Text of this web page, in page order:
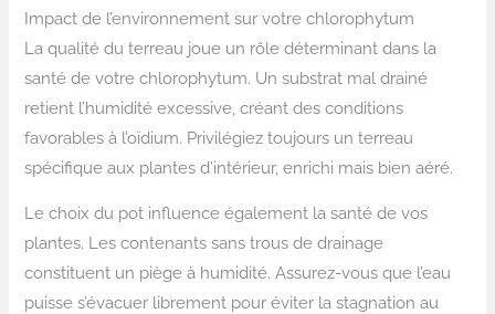
Impact de l’environnement sur votre chlorophytum
La qualité du terreau joue un rôle déterminant dans la
santé de votre chlorophytum. Un substrat mal drainé
retient l’humidité excessive, créant des conditions
favorables à l’oïdium. Privilégiez toujours un terreau
spécifique aux plantes d’intérieur, enrichi mais bien aéré.
Le choix du pot influence également la santé de vos
plantes. Les contenants sans trous de drainage
constituent un piège à humidité. Assurez-vous que l’eau
puisse s’évacuer librement pour éviter la stagnation au